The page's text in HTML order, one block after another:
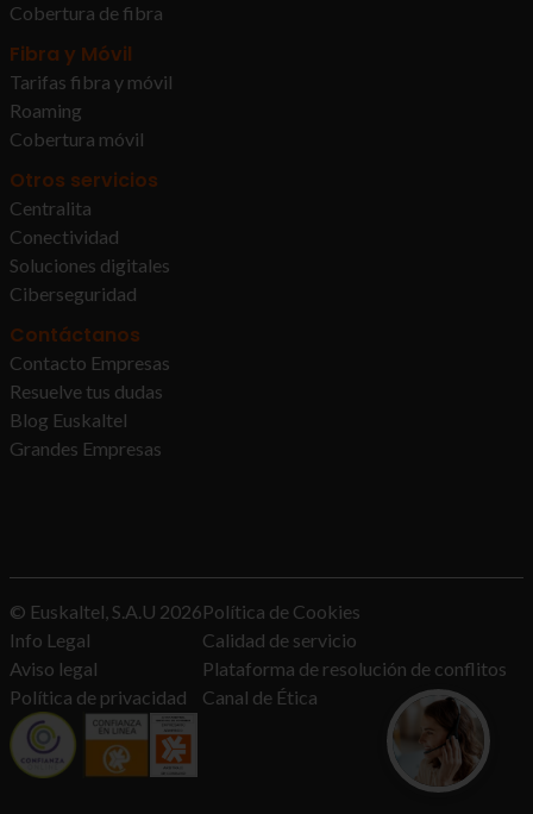
Cobertura de fibra
Fibra y Móvil
Tarifas fibra y móvil
Roaming
Cobertura móvil
Otros servicios
Centralita
Conectividad
Soluciones digitales
Ciberseguridad
Contáctanos
Contacto Empresas
Resuelve tus dudas
Blog Euskaltel
Grandes Empresas
© Euskaltel, S.A.U 2026
Info Legal
Aviso legal
Política de privacidad
Política de Cookies
Calidad de servicio
Plataforma de resolución de conflitos
Canal de Ética
¿Quieres
Te asesoramos